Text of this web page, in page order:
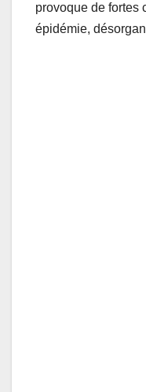
provoque de fortes
épidémie,